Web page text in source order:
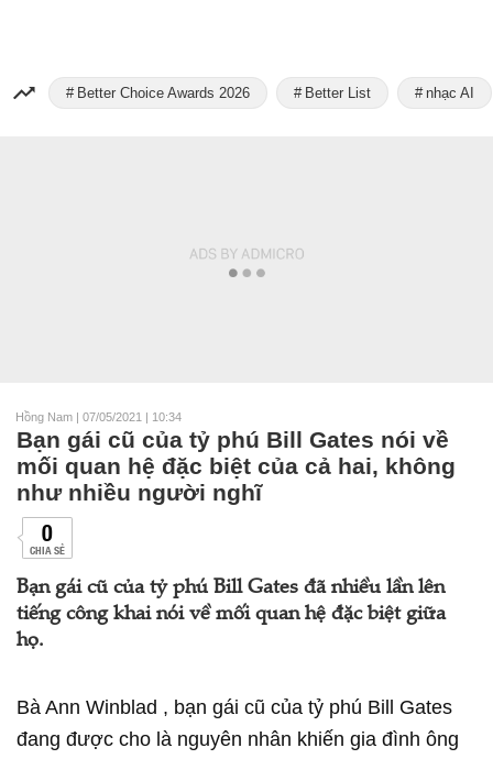
Better Choice Awards 2026 Better List nhạc AI
Hồng Nam | 07/05/2021 | 10:34
Bạn gái cũ của tỷ phú Bill Gates nói về
mối quan hệ đặc biệt của cả hai, không
như nhiều người nghĩ
0
CHIA SẺ
Bạn gái cũ của tỷ phú Bill Gates đã nhiều lần lên
tiếng công khai nói về mối quan hệ đặc biệt giữa
họ.
Bà Ann Winblad , bạn gái cũ của tỷ phú Bill Gates
đang được cho là nguyên nhân khiến gia đình ông